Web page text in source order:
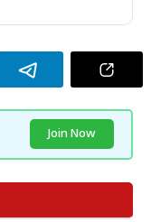
Join Now